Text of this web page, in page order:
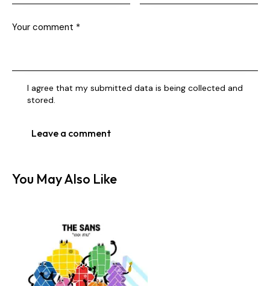
I agree that my submitted data is being collected and
stored.
You May Also Like